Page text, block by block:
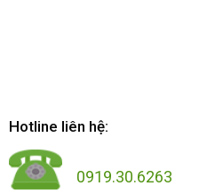
Hotline liên hệ:
0919.30.6263